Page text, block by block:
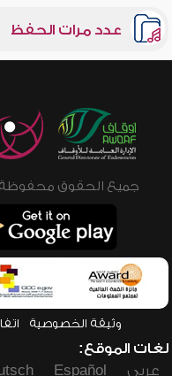
عدد مرات الحفظ
جميع الحقوق محفوظة © 2026 - 1998 لشبكة
وثيقة الخصوصية
لغات الموقع:
عربي
Español